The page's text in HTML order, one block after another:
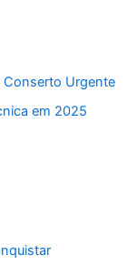
Conserto Urgente
em 2025